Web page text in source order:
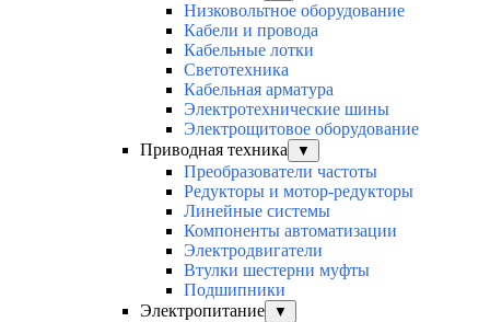
Низковольтное оборудование
Кабели и провода
Кабельные лотки
Светотехника
Кабельная арматура
Электротехнические шины
Электрощитовое оборудование
Приводная техника
▼
Преобразователи частоты
Редукторы и мотор-редукторы
Линейные системы
Компоненты автоматизации
Электродвигатели
Втулки шестерни муфты
Подшипники
Электропитание
▼